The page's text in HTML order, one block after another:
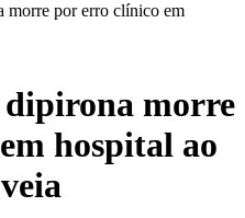
morre por erro clínico em
dipirona morre
hospital ao